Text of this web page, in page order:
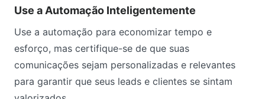
Use a Automação Inteligentemente
Use a automação para economizar tempo e
esforço, mas certifique-se de que suas
comunicações sejam personalizadas e relevantes
para garantir que seus leads e clientes se sintam